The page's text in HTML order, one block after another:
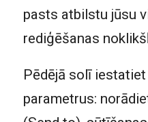
pasts atbilstu jūsu
rediģēšanas
Pēdējā solī
parametrus: